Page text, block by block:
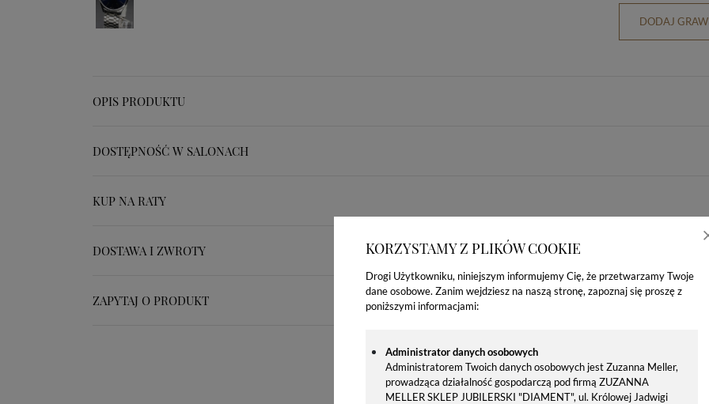
KORZYSTAMY Z PLIKÓW COOKIE
Drogi Użytkowniku, niniejszym informujemy Cię, że przetwarzamy Twoje
dane osobowe. Zanim wejdziesz na naszą stronę, zapoznaj się proszę z
poniższymi informacjami:
Administrator danych osobowych
Administratorem Twoich danych osobowych jest Zuzanna Meller,
prowadząca działalność gospodarczą pod firmą ZUZANNA
MELLER SKLEP JUBILERSKI "DIAMENT", ul. Królowej Jadwigi
DODAJ
OPIS PRODUKTU
DOSTĘPNOŚĆ W SALONACH
KUP NA RATY
DOSTAWA I ZWROTY
ZAPYTAJ O PRODUKT
OSTATNIO OGLĄDANE PRODUKTY